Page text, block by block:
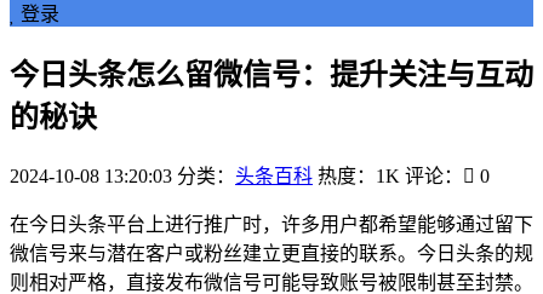
登录
今日头条怎么留微信号：提升关注与互动
的秘诀
2024-10-08 13:20:03 分类： 头条百科 热度：1K 评论： 0
在今日头条平台上进行推广时，许多用户都希望能够通过留下
微信号来与潜在客户或粉丝建立更直接的联系。今日头条的规
则相对严格，直接发布微信号可能导致账号被限制甚至封禁。